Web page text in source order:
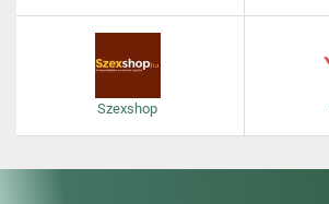
Szexshop